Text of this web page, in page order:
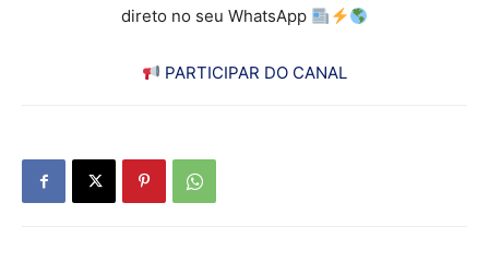
direto no seu WhatsApp
PARTICIPAR DO CANAL